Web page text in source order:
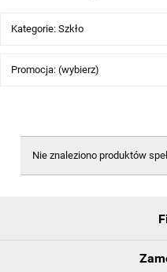
Kategorie: Szkło
Promocja: (wybierz)
Nie znaleziono produktów